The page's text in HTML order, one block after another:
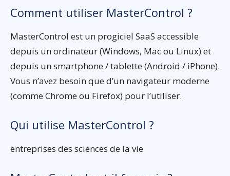
Comment utiliser MasterControl ?
MasterControl est un progiciel SaaS accessible
depuis un ordinateur (Windows, Mac ou Linux) et
depuis un smartphone / tablette (Android / iPhone).
Vous n’avez besoin que d’un navigateur moderne
(comme Chrome ou Firefox) pour l’utiliser.
Qui utilise MasterControl ?
entreprises des sciences de la vie